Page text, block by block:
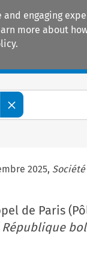
engaging
more about
2025,
de Paris